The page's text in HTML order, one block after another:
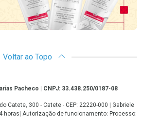
Voltar ao Topo
Pacheco | CNPJ: 33.438.250/0187-08
Catete, 300 - Catete - CEP: 22220-000 | Gabriele
horas| Autorização de funcionamento: Processo: